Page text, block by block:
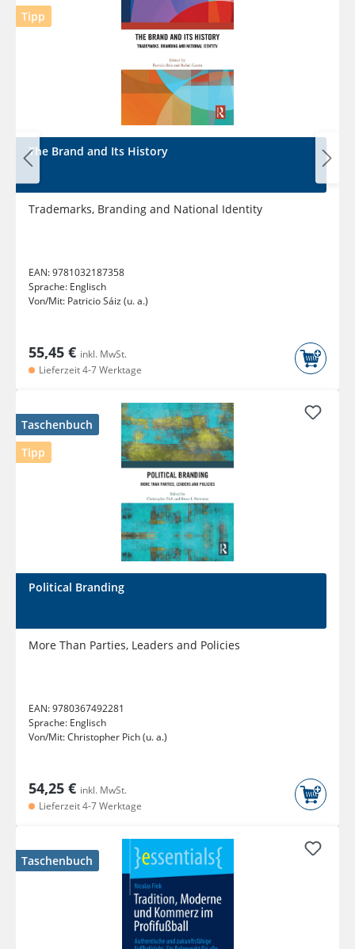
Tipp
The Brand and Its History
Trademarks, Branding and National Identity
EAN:9781032187358
Sprache: Englisch
Von/Mit: Patricio Sáiz (u. a.)
55,45 € inkl. MwSt.
Lieferzeit 4-7 Werktage
Taschenbuch
Tipp
Political Branding
More Than Parties, Leaders and Policies
EAN:9780367492281
Sprache: Englisch
Von/Mit:Christopher Pich (u. a.)
54,25 € inkl. MwSt.
Lieferzeit 4-7 Werktage
Taschenbuch